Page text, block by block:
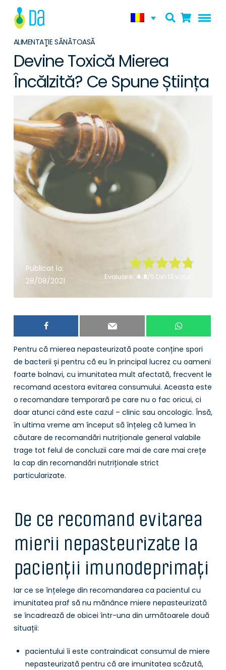
ALIMENTAŢIE SĂNĂTOASĂ
Devine Toxică Mierea
Încălzită? Ce Spune Știința
Publicat la:
28/08/2021
Rate this item:
Evaluare: 4.8/5 Din 13 voturi.
Pentru că mierea nepasteurizată poate conține spori
de bacterii și pentru că eu în principal lucrez cu oameni
foarte bolnavi, cu imunitatea mult afectată, frecvent le
recomand acestora evitarea consumului. Aceasta este
o recomandare temporară pe care nu o fac oricui, ci
doar atunci când este cazul – clinic sau oncologic. Însă,
în ultima vreme am început să înțeleg că lumea în
căutare de recomandări nutriționale general valabile
trage tot felul de concluzii care mai de care mai crețe
la cap din recomandări nutriționale strict
particularizate.
De ce recomand evitarea
mierii nepasteurizate la
pacienții imunodeprimați
Iar ce se înțelege din recomandarea ca pacientul cu
imunitatea praf să nu mănânce miere nepasteurizată
se încadrează de obicei într-una din următoarele două
situații:
pacientului îi este contraindicat consumul de miere
nepasteurizată pentru că are imunitatea scăzută,